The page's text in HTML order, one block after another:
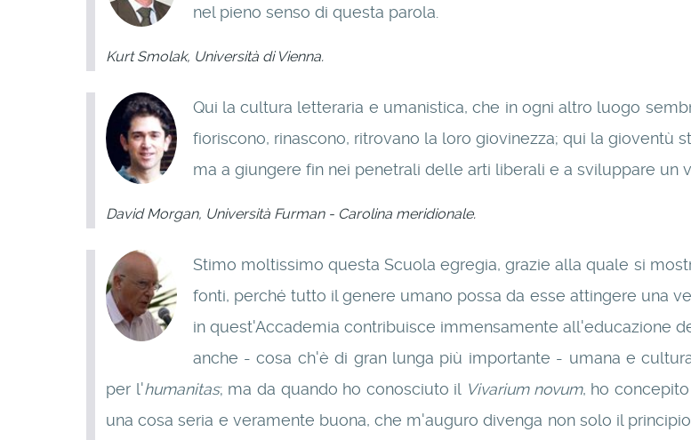
nel pieno senso di questa parola.
Kurt Smolak, Università di Vienna.
Qui la cultura letteraria e umanistica, che in ogni altro luogo
fioriscono, rinascono, ritrovano la loro giovinezza; qui la gioventù
ma a giungere fin nei penetrali delle arti liberali e a sviluppare un
David Morgan, Università Furman - Carolina meridionale.
Stimo moltissimo questa Scuola egregia, grazie alla quale si
fonti, perché tutto il genere umano possa da esse attingere una
in quest'Accademia contribuisce immensamente all'educazione
anche - cosa ch'è di gran lunga più importante - umana e
per l'humanitas; ma da quando ho conosciuto il Vivarium novum, ho
una cosa seria e veramente buona, che m'auguro divenga non solo il